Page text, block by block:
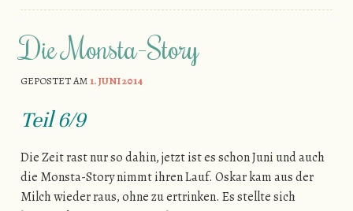
Die Monsta-Story
GEPOSTET AM1. JUNI 2014
Teil 6/9
Die Zeit rast nur so dahin, jetzt ist es schon Juni und auch
die Monsta-Story nimmt ihren Lauf. Oskar kam aus der
Milch wieder raus, ohne zu ertrinken. Es stellte sich